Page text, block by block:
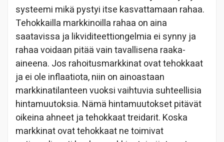
systeemi mikä pystyi itse kasvattamaan rahaa.
Tehokkailla markkinoilla rahaa on aina
saatavissa ja likviditeettiongelmia ei synny ja
rahaa voidaan pitää vain tavallisena raaka-
aineena. Jos rahoitusmarkkinat ovat tehokkaat
ja ei ole inflaatiota, niin on ainoastaan
markkinatilanteen vuoksi vaihtuvia suhteellisia
hintamuutoksia. Nämä hintamuutokset pitävät
oikeina ahneet ja tehokkaat treidarit. Koska
markkinat ovat tehokkaat ne toimivat